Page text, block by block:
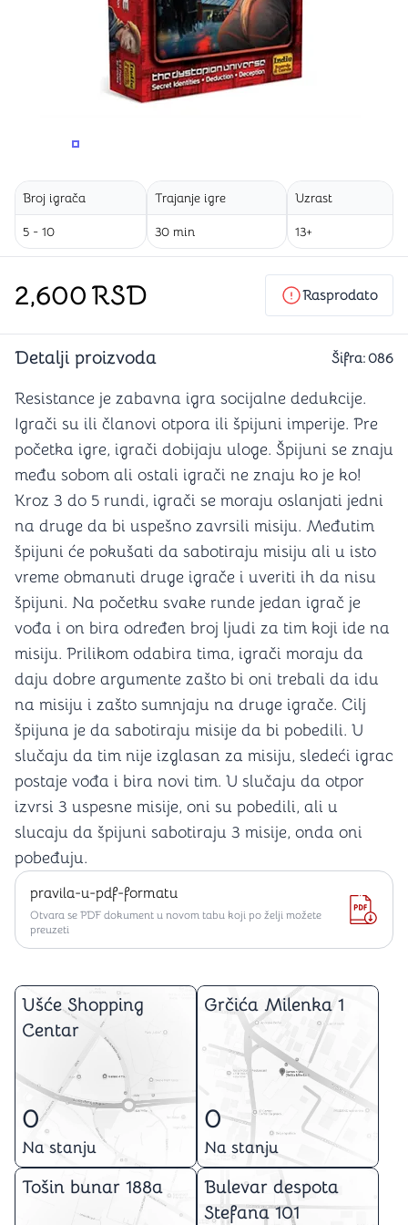
PROMENITE UGAO GLEDANJA
Broj igrača
5 - 10
Trajanje igre
30 min
Uzrast
13+
2,600RSD Rasprodato
Detalji proizvoda Šifra:086
Resistance je zabavna igra socijalne dedukcije.
Igrači su ili članovi otpora ili špijuni imperije. Pre
početka igre, igrači dobijaju uloge. Špijuni se znaju
među sobom ali ostali igrači ne znaju ko je ko!
Kroz 3 do 5 rundi, igrači se moraju oslanjati jedni
na druge da bi uspešno zavrsili misiju. Međutim
špijuni će pokušati da sabotiraju misiju ali u isto
vreme obmanuti druge igrače i uveriti ih da nisu
špijuni. Na početku svake runde jedan igrač je
vođa i on bira određen broj ljudi za tim koji ide na
misiju. Prilikom odabira tima, igrači moraju da
daju dobre argumente zašto bi oni trebali da idu
na misiju i zašto sumnjaju na druge igrače. Cilj
špijuna je da sabotiraju misije da bi pobedili. U
slučaju da tim nije izglasan za misiju, sledeći igrac
postaje vođa i bira novi tim. U slučaju da otpor
izvrsi 3 uspesne misije, oni su pobedili, ali u
slucaju da špijuni sabotiraju 3 misije, onda oni
pobeđuju.
pravila-u-pdf-formatu
Otvara se PDF dokument u novom tabu koji po želji možete
preuzeti
Ušće Shopping
Centar
0
Na stanju
Grčića Milenka 1
0
Na stanju
Tošin bunar 188a
Bulevar despota
Stefana 101